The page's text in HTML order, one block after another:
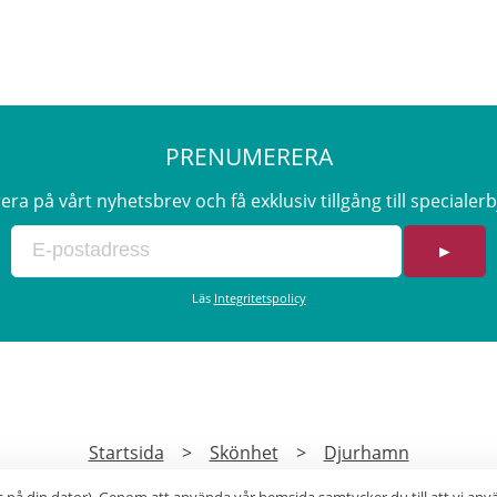
PRENUMERERA
på vårt nyhetsbrev och få exklusiv tillgång till
►
Läs Integritetspolicy
Startsida > Skönhet > Djurhamn